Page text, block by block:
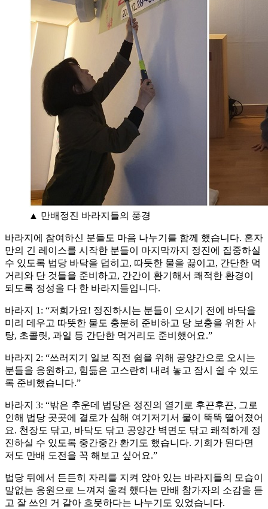
▲ 만배정진 바라지들의 풍경
바라지에 참여하신 분들도 마음 나누기를 함께 했습니다. 혼자
만의 긴 레이스를 시작한 분들이 마지막까지 정진에 집중하실
수 있도록 법당 바닥을 덥히고, 따듯한 물을 끓이고, 간단한 먹
거리와 단 것들을 준비하고, 간간이 환기해서 쾌적한 환경이
되도록 정성을 다 한 바라지들입니다.
바라지 1: “저희가요! 정진하시는 분들이 오시기 전에 바닥을
미리 데우고 따뜻한 물도 충분히 준비하고 당 보충을 위한 사
탕, 초콜릿, 과일 등 간단한 먹거리도 준비했어요.”
바라지 2: “쓰러지기 일보 직전 쉼을 위해 공양간으로 오시는
분들을 응원하고, 힘듦은 고스란히 내려 놓고 잠시 쉴 수 있도
록 준비했습니다.”
바라지 3: “밖은 추운데 법당은 정진의 열기로 후끈후끈, 그로
인해 법당 곳곳에 결로가 심해 여기저기서 물이 뚝뚝 떨어졌어
요. 천장도 닦고, 바닥도 닦고 공양간 벽면도 닦고 쾌적하게 정
진하실 수 있도록 중간중간 환기도 했습니다. 기회가 된다면
저도 만배 도전을 꼭 해보고 싶어요.”
법당 뒤에서 든든히 자리를 지켜 앉아 있는 바라지들의 모습이
말없는 응원으로 느껴져 울컥 했다는 만배 참가자의 소감을 듣
고 잘 쓰인 거 같아 흐뭇하다는 나누기도 있었습니다.